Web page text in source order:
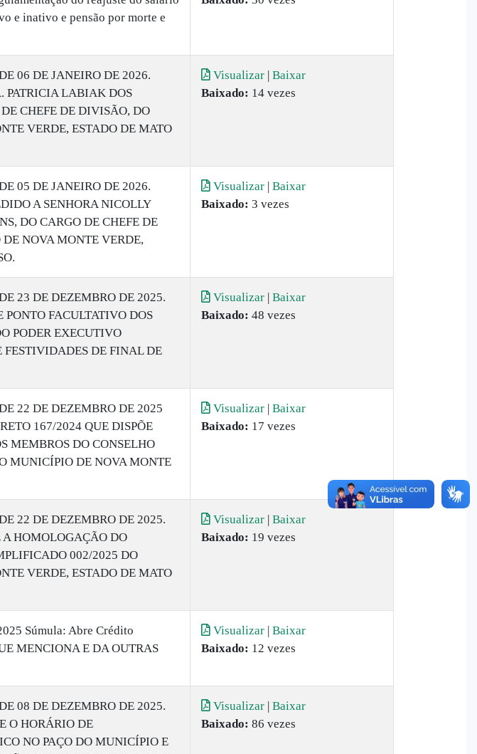
e inativo e pensão por morte e
06 DE JANEIRO DE 2026.
PATRICIA LABIAK DOS
CHEFE DE DIVISÃO, DO
VERDE, ESTADO DE MATO
Visualizar | Baixar
Baixado: 14 vezes
05 DE JANEIRO DE 2026.
A SENHORA NICOLLY
DO CARGO DE CHEFE DE
NOVA MONTE VERDE,
Visualizar | Baixar
Baixado: 3 vezes
23 DE DEZEMBRO DE 2025.
PONTO FACULTATIVO DOS
PODER EXECUTIVO
DE FINAL DE
Visualizar | Baixar
Baixado: 48 vezes
22 DE DEZEMBRO DE 2025
167/2024 QUE DISPÕE
MEMBROS DO CONSELHO
MUNICÍPIO DE NOVA MONTE
Visualizar | Baixar
Baixado: 17 vezes
22 DE DEZEMBRO DE 2025.
A HOMOLOGAÇÃO DO
002/2025 DO
VERDE, ESTADO DE MATO
Visualizar | Baixar
Baixado: 19 vezes
Súmula: Abre Crédito
MENCIONA E DA OUTRAS
Visualizar | Baixar
Baixado: 12 vezes
08 DE DEZEMBRO DE 2025.
O HORÁRIO DE
NO PAÇO DO MUNICÍPIO E
Visualizar | Baixar
Baixado: 86 vezes